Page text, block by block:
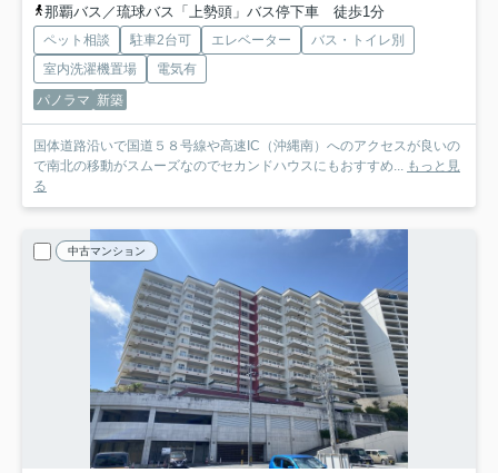
那覇バス／琉球バス「上勢頭」バス停下車 徒歩1分
ペット相談 駐車2台可 エレベーター
バス・トイレ別
室内洗濯機置場
電気有
パノラマ 新築
国体道路沿いで国道５８号線や高速IC（沖縄南）へのアクセスが良いの
で南北の移動がスムーズなのでセカンドハウスにもおすすめ... もっと見
る
中古マンション